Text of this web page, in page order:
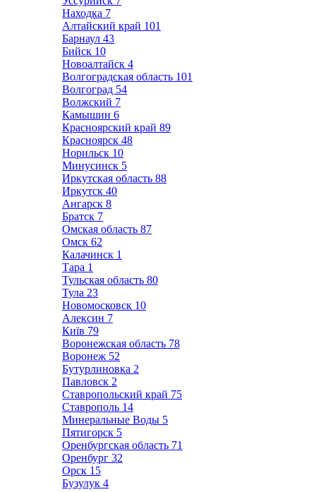
Находка 7
Алтайский край 101
Барнаул 43
Бийск 10
Новоалтайск 4
Волгоградская область 101
Волгоград 54
Волжский 7
Камышин 6
Красноярский край 89
Красноярск 48
Норильск 10
Минусинск 5
Иркутская область 88
Иркутск 40
Ангарск 8
Братск 7
Омская область 87
Омск 62
Калачинск 1
Тара 1
Тульская область 80
Тула 23
Новомосковск 10
Алексин 7
Київ 79
Воронежская область 78
Воронеж 52
Бутурлиновка 2
Павловск 2
Ставропольский край 75
Ставрополь 14
Минеральные Воды 5
Пятигорск 5
Оренбургская область 71
Оренбург 32
Орск 15
Бузулук 4